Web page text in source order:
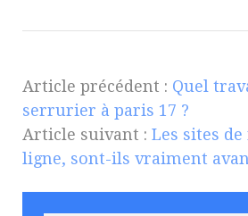
Article précédent : Quel
serrurier à paris 17 ?
Article suivant : Les sites
ligne, sont-ils vraiment